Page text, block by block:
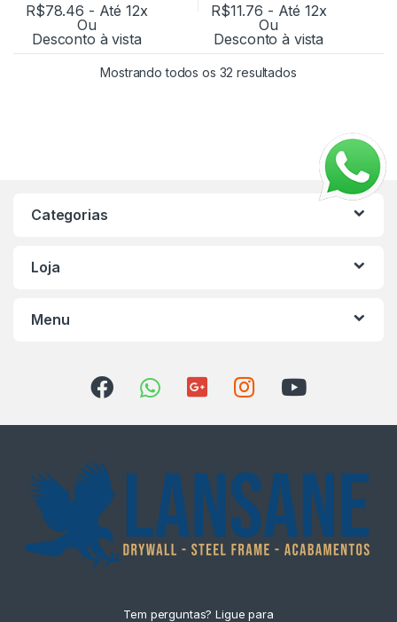
R$78.46 - Até 12x
Ou
Desconto à vista
R$11.76 - Até 12x
Ou
Desconto à vista
Mostrando todos os 32 resultados
Categorias
Loja
Menu
Tem perguntas? Ligue para